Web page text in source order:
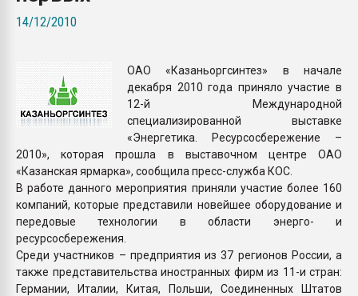
14/12/2010
ОАО «Казаньоргсинтез» в начале
декабря 2010 года приняло участие в
12-й Международной
специализированной выставке
«Энергетика. Ресурсосбережение –
2010», которая прошла в выставочном центре ОАО
«Казанская ярмарка», сообщила пресс-служба КОС.
В работе данного мероприятия приняли участие более 160
компаний, которые представили новейшее оборудование и
передовые технологии в области энерго- и
ресурсосбережения.
Среди участников – предприятия из 37 регионов России, а
также представительства иностранных фирм из 11-и стран:
Германии, Италии, Китая, Польши, Соединенных Штатов